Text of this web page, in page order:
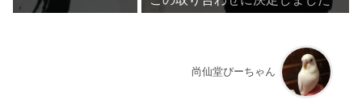
尚仙堂ぴーちゃん